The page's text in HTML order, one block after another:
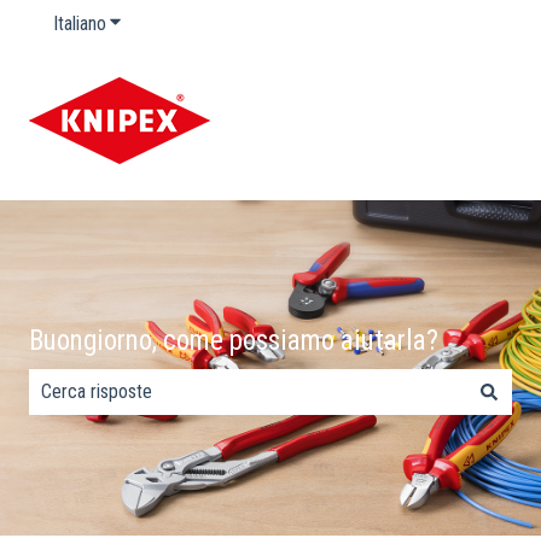
Italiano Mostra sottomenu per le traduzioni
Buongiorno, come possiamo aiutarla?
Non sono presenti suggerimenti perché il campo di ricerca è